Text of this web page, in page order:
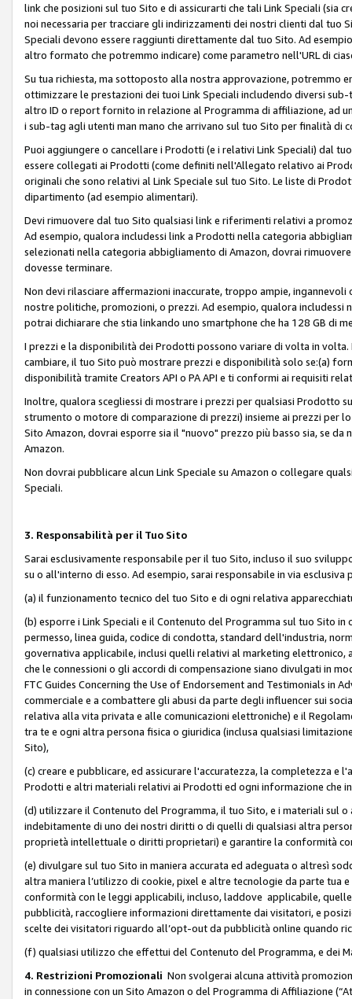
link che posizioni sul tuo Sito e di assicurarti che tali Link Speciali
noi necessaria per tracciare gli indirizzamenti dei nostri clienti dal tuo
Speciali devono essere raggiunti direttamente dal tuo Sito. Ad
altro formato che potremmo indicare) come parametro nell'URL di
Su tua richiesta, ma sottoposto alla nostra approvazione,
ottimizzare le prestazioni dei tuoi Link Speciali includendo diversi sub-
altro ID o report fornito in relazione al Programma di affiliazione, ad
i sub-tag agli utenti man mano che arrivano sul tuo Sito per finalità
Puoi aggiungere o cancellare i Prodotti (e i relativi Link Speciali) dal
essere collegati ai Prodotti (come definiti nell'Allegato relativo ai
originali che sono relativi al Link Speciale sul tuo Sito. Le liste di
dipartimento (ad esempio alimentari).
Devi rimuovere dal tuo Sito qualsiasi link e riferimenti relativi a
Ad esempio, qualora includessi link a Prodotti nella categoria
selezionati nella categoria abbigliamento di Amazon, dovrai
dovesse terminare.
Non devi rilasciare affermazioni inaccurate, troppo ampie,
nostre politiche, promozioni, o prezzi. Ad esempio, qualora includessi
potrai dichiarare che stia linkando uno smartphone che ha 128 GB di
I prezzi e la disponibilità dei Prodotti possono variare di volta in
cambiare, il tuo Sito può mostrare prezzi e disponibilità solo se:(a)
disponibilità tramite Creators API o PA API e ti conformi ai requisiti
Inoltre, qualora scegliessi di mostrare i prezzi per qualsiasi Prodotto
strumento o motore di comparazione di prezzi) insieme ai prezzi
Sito Amazon, dovrai esporre sia il "nuovo" prezzo più basso sia, se
Amazon.
Non dovrai pubblicare alcun Link Speciale su Amazon o collegare
Speciali.
3. Responsabilità per il Tuo Sito
Sarai esclusivamente responsabile per il tuo Sito, incluso il suo
su o all'interno di esso. Ad esempio, sarai responsabile in via esclusiva
(a) il funzionamento tecnico del tuo Sito e di ogni relativa
(b) esporre i Link Speciali e il Contenuto del Programma sul tuo Sito in
permesso, linea guida, codice di condotta, standard dell'industria,
governativa applicabile, inclusi quelli relativi al marketing
che le connessioni o gli accordi di compensazione siano divulgati in
FTC Guides Concerning the Use of Endorsement and Testimonials in
commerciale e a combattere gli abusi da parte degli influencer sui
relativa alla vita privata e alle comunicazioni elettroniche) e il
tra te e ogni altra persona fisica o giuridica (inclusa qualsiasi
Sito),
(c) creare e pubblicare, ed assicurare l'accuratezza, la completezza
Prodotti e altri materiali relativi ai Prodotti ed ogni informazione che
(d) utilizzare il Contenuto del Programma, il tuo Sito, e i materiali sul
indebitamente di uno dei nostri diritti o di quelli di qualsiasi altra
proprietà intellettuale o diritti proprietari) e garantire la conformità
(e) divulgare sul tuo Sito in maniera accurata ed adeguata o altresì
altra maniera l’utilizzo di cookie, pixel e altre tecnologie da parte tua
conformità con le leggi applicabili, incluso, laddove applicabile,
pubblicità, raccogliere informazioni direttamente dai visitatori, e
scelte dei visitatori riguardo all’opt-out da pubblicità online quando
(f) qualsiasi utilizzo che effettui del Contenuto del Programma, e dei
4. Restrizioni Promozionali Non svolgerai alcuna attività
in connessione con un Sito Amazon o del Programma di Affiliazione